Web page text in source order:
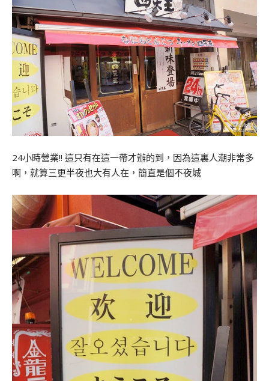
24小時營業!! 這只有在這一帶才辦的到，因為這裏人潮非常多
啊，就算三更半夜也大有人在，簡直是個不夜城